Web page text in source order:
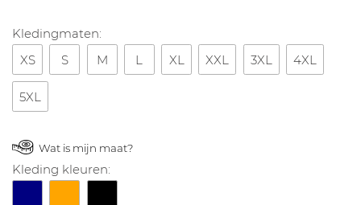
Kledingmaten:
XS
S M L XL XXL 3XL 4XL
5XL
Wat is mijn maat?
Kleding kleuren: